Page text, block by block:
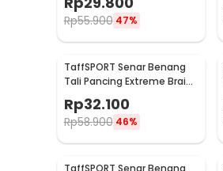
0.33mm
Rp55.900 47%
TaffSPORT Senar Benang
Tali Pancing Extreme Braid
1.2 300M - FM-PEL
Rp32.100
Rp58.900 46%
TaffSPORT Senar Benang